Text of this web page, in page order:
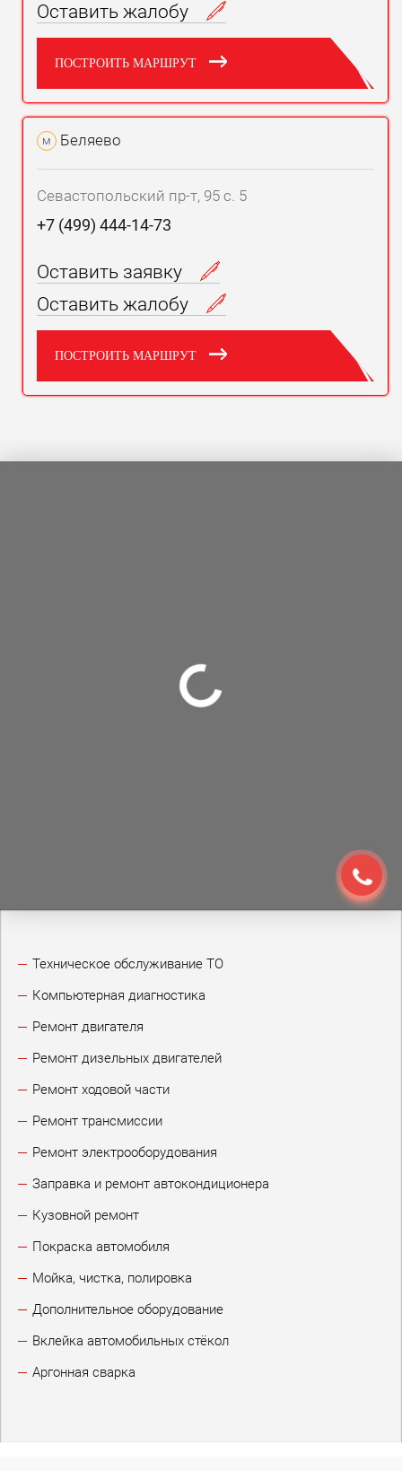
Оставить жалобу
ПОСТРОИТЬ МАРШРУТ
м Беляево
Севастопольский пр-т, 95 с. 5
+7 (499) 444-14-73
Оставить заявку
Оставить жалобу
ПОСТРОИТЬ МАРШРУТ
Техническое обслуживание ТО
Компьютерная диагностика
Ремонт двигателя
Ремонт дизельных двигателей
Ремонт ходовой части
Ремонт трансмиссии
Ремонт электрооборудования
Заправка и ремонт автокондиционера
Кузовной ремонт
Покраска автомобиля
Мойка, чистка, полировка
Дополнительное оборудование
Вклейка автомобильных стёкол
Аргонная сварка